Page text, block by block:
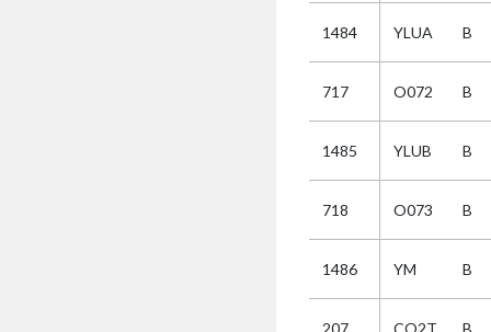
1484 YLUA B
717 O072 B
1485 YLUB B
718 O073 B
1486 YM B
207 CO2T B